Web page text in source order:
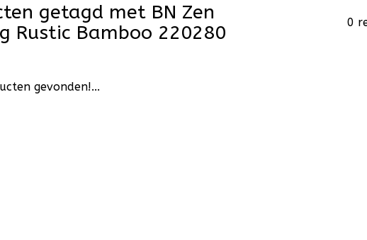
getagd met BN Zen
Rustic Bamboo 220280
0
gevonden!...